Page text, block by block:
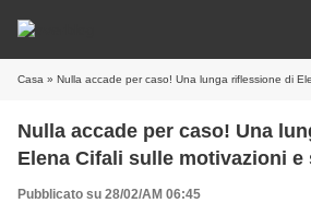
Casa » Nulla accade per caso! Una lunga riflessione di Elena
Nulla accade per caso! Una
Elena Cifali sulle motivazioni
Pubblicato su 28/02/AM 06:45